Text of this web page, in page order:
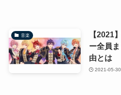
音楽
【2021
ー全員
由とは
2021-05-30